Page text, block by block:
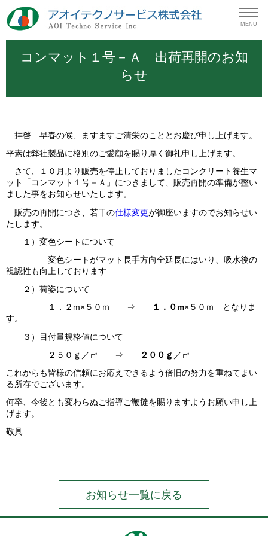
MENU
コンマット１号－Ａ 出荷再開のお知
らせ
拝啓 早春の候、ますますご清栄のこととお慶び申し上げます。
平素は弊社製品に格別のご愛顧を賜り厚く御礼申し上げます。
さて、１０月より販売を停止しておりましたコンクリート養生マ
ット「コンマット１号－Ａ」につきまして、販売再開の準備が整い
ました事をお知らせいたします。
販売の再開につき、若干の仕様変更が御座いますのでお知らせい
たします。
１）変色シートについて
変色シートがマット長手方向全延長にはいり、吸水後の
視認性も向上しております
２）荷姿について
１．２m×５０ｍ ⇒
１．０m×５０ｍ となりま
す。
３）目付量規格値について
２５０ｇ／㎡ ⇒
２００ｇ ／㎡
これからも皆様の信頼にお応えできるよう倍旧の努力を重ねてまい
る所存でございます。
何卒、今後とも変わらぬご指導ご鞭撻を賜りますようお願い申し上
げます。
敬具
お知らせ一覧に戻る